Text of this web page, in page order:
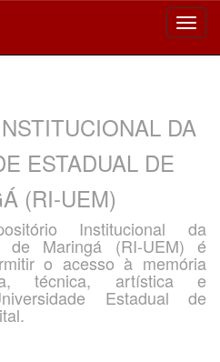
DA
ESTADUAL DE
(RI-UEM)
Institucional da
de Maringá (RI-UEM) é
o acesso à memória
técnica, artística e
Estadual de